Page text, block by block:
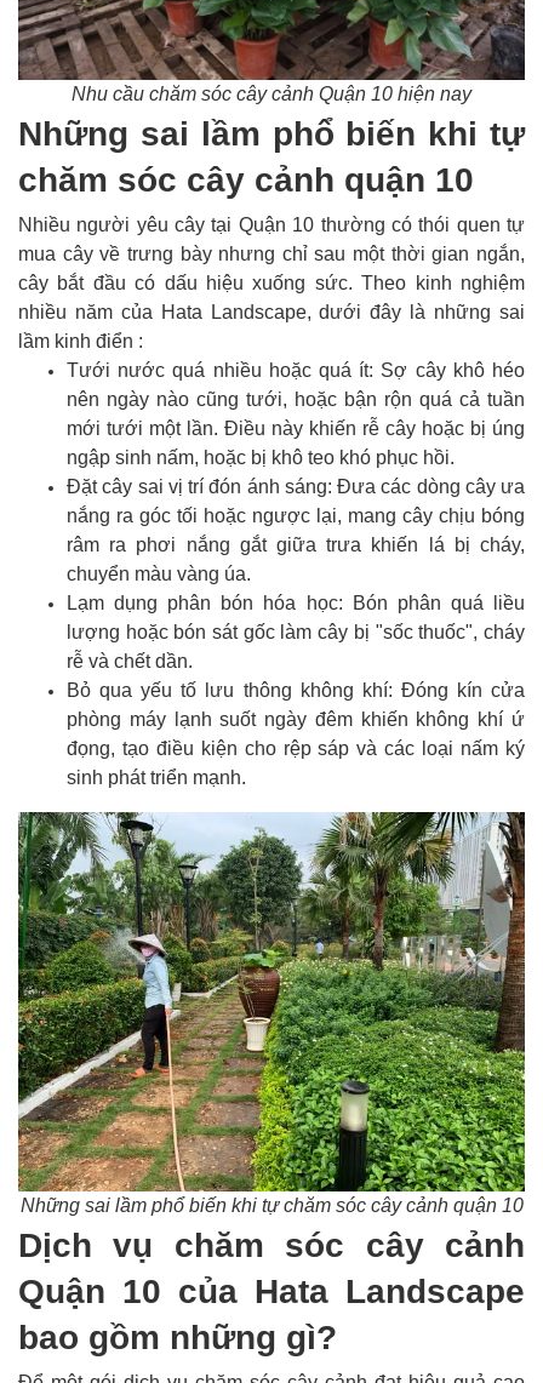
Nhu cầu chăm sóc cây cảnh Quận 10 hiện nay
Những sai lầm phổ biến khi tự
chăm sóc cây cảnh quận 10
Nhiều người yêu cây tại Quận 10 thường có thói quen tự
mua cây về trưng bày nhưng chỉ sau một thời gian ngắn,
cây bắt đầu có dấu hiệu xuống sức. Theo kinh nghiệm
nhiều năm của Hata Landscape, dưới đây là những sai
lầm kinh điển :
Tưới nước quá nhiều hoặc quá ít: Sợ cây khô héo
nên ngày nào cũng tưới, hoặc bận rộn quá cả tuần
mới tưới một lần. Điều này khiến rễ cây hoặc bị úng
ngập sinh nấm, hoặc bị khô teo khó phục hồi.
Đặt cây sai vị trí đón ánh sáng: Đưa các dòng cây ưa
nắng ra góc tối hoặc ngược lại, mang cây chịu bóng
râm ra phơi nắng gắt giữa trưa khiến lá bị cháy,
chuyển màu vàng úa.
Lạm dụng phân bón hóa học: Bón phân quá liều
lượng hoặc bón sát gốc làm cây bị "sốc thuốc", cháy
rễ và chết dần.
Bỏ qua yếu tố lưu thông không khí: Đóng kín cửa
phòng máy lạnh suốt ngày đêm khiến không khí ứ
đọng, tạo điều kiện cho rệp sáp và các loại nấm ký
sinh phát triển mạnh.
Những sai lầm phổ biến khi tự chăm sóc cây cảnh quận 10
Dịch vụ chăm sóc cây cảnh
Quận 10 của Hata Landscape
bao gồm những gì?